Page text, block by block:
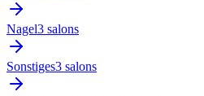
Nagel3 salons
Sonstiges3 salons